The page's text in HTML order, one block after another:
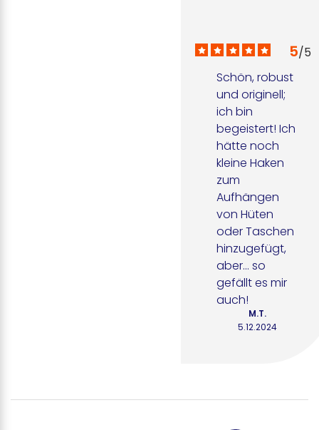
5/5
Schön, robust
und originell;
ich bin
begeistert! Ich
hätte noch
kleine Haken
zum
Aufhängen
von Hüten
oder Taschen
hinzugefügt,
aber... so
gefällt es mir
auch!
5.12.2024
M.T.